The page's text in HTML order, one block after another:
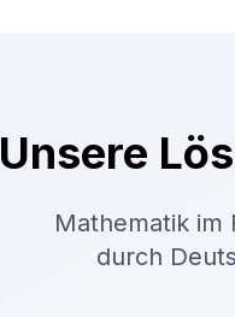
Unsere
Mathematik im
durch